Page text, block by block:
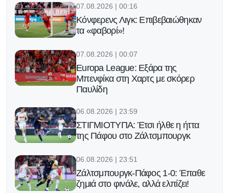
07.08.2026 | 00:16
Κόνφερενς Λιγκ: Επιβεβαιώθηκαν
τα «φαβορί»!
07.08.2026 | 00:07
Europa League: Εξάρα της
Μπενφίκα στη Χαρτς με σκόρερ
Παυλίδη
06.08.2026 | 23:59
ΣΤΙΓΜΙΟΤΥΠΑ: Έτσι ήλθε η ήττα
της Πάφου στο Ζάλτσμπουργκ
06.08.2026 | 23:51
Ζάλτσμπουργκ-Πάφος 1-0: Έπαθε
ζημιά στο φινάλε, αλλά ελπίζει!